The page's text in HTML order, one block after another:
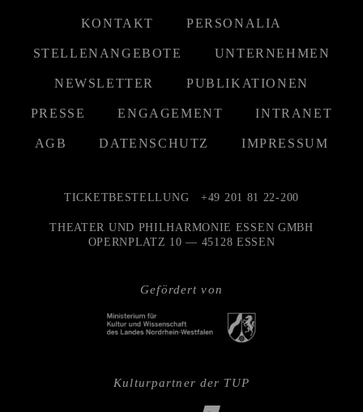
KONTAKT PERSONALIA
STELLENANGEBOTE UNTERNEHMEN
NEWSLETTER PUBLIKATIONEN
PRESSE ENGAGEMENT INTRANET
AGB DATENSCHUTZ IMPRESSUM
Gefördert von
TICKETBESTELLUNG +49 201 81 22-200
THEATER UND PHILHARMONIE ESSEN GMBH
OPERNPLATZ 10 — 45128 ESSEN
Kulturpartner der TUP